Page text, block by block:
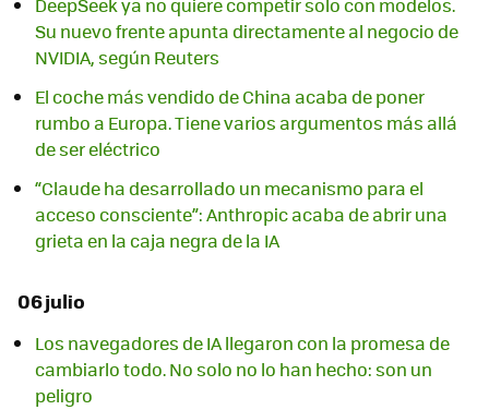
Su nuevo frente apunta directamente al negocio de
NVIDIA, según Reuters
El coche más vendido de China acaba de poner
rumbo a Europa. Tiene varios argumentos más allá
de ser eléctrico
“Claude ha desarrollado un mecanismo para el
acceso consciente”: Anthropic acaba de abrir una
grieta en la caja negra de la IA
06 julio
Los navegadores de IA llegaron con la promesa de
cambiarlo todo. No solo no lo han hecho: son un
peligro